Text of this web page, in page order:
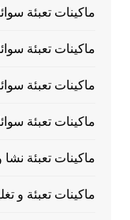
ماكينات تعبئة
ماكينات تعبئة
ماكينات تعبئة
ماكينات تعبئة
ماكينات تعبئة
ماكينات تعبئة و